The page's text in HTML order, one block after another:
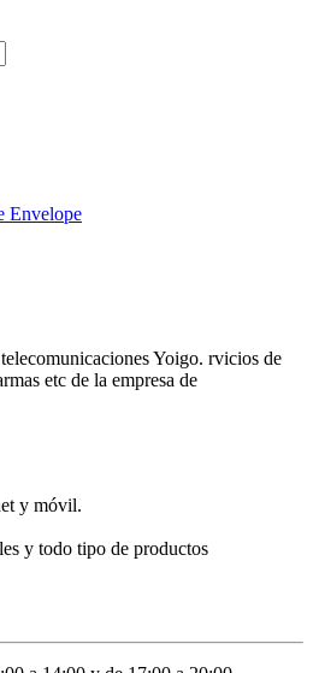
Envelope
Yoigo. rvicios de
etc de la empresa de
y móvil.
y todo tipo de productos